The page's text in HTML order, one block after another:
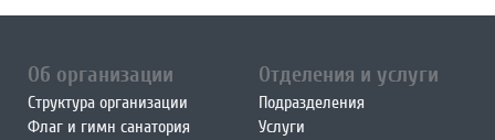
Об организации
Структура организации
Флаг и гимн санатория
Отделения и услуги
Подразделения
Услуги